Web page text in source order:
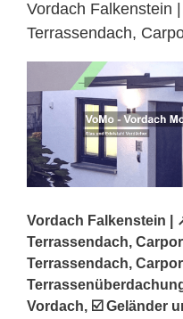
Vordach Falkenstein
Terrassendach,
Vordach Falkenstein |
Terrassendach,
Terrassendach,
Vordach, ☑️ Geländer